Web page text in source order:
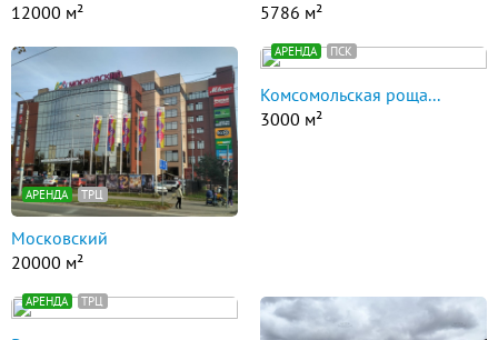
12000 м²
5786 м²
АРЕНДА ТРЦ
Московский
20000 м²
АРЕНДА ПСК
Комсомольская роща...
3000 м²
АРЕНДА ТРЦ